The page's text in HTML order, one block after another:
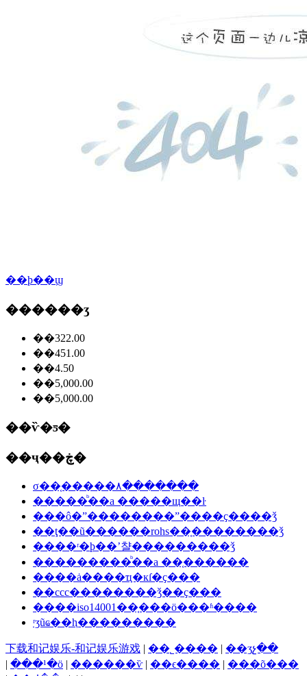
��ϸ��ϣ
������ʒ
��322.00
��451.00
��4.50
��5,000.00
��5,000.00
��ѷ�ƽ�
��ҷ��ڿ�
σ��֤�����۸�������
�����ᷨ��a �����щ��ŀ
���ô�ˮ��������ˮ����ҫ����ǯ
��ţ��ũ������rohs��֤��������ǯ
����ʳ�þ��ʼ챨���������ǯ
���������ᷨ��a ��֤������
����ȧ����ҵִ�кſ�ҫ���
��ccc��������ǯ��ҫ���
����iso14001��֤���ö���ʱ����
ʳʒũҩ��ⱨ���������
下载和记娱乐-和记娱乐游戏 | ��˾���� | ��ʒչ��
| ���¹�ӧ | ������ѷ| ��ϵ���� | ���õ���